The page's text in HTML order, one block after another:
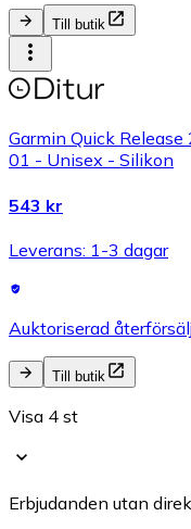
Till butik
Garmin Quick
01 - Unisex - Silikon
543 kr
Leverans: 1-3 dagar
Auktoriserad
Till butik
Visa 4 st
Erbjudanden utan